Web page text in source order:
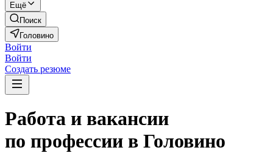
Ещё
Поиск
Головино
Войти
Войти
Создать резюме
Работа и вакансии
по профессии в Головино